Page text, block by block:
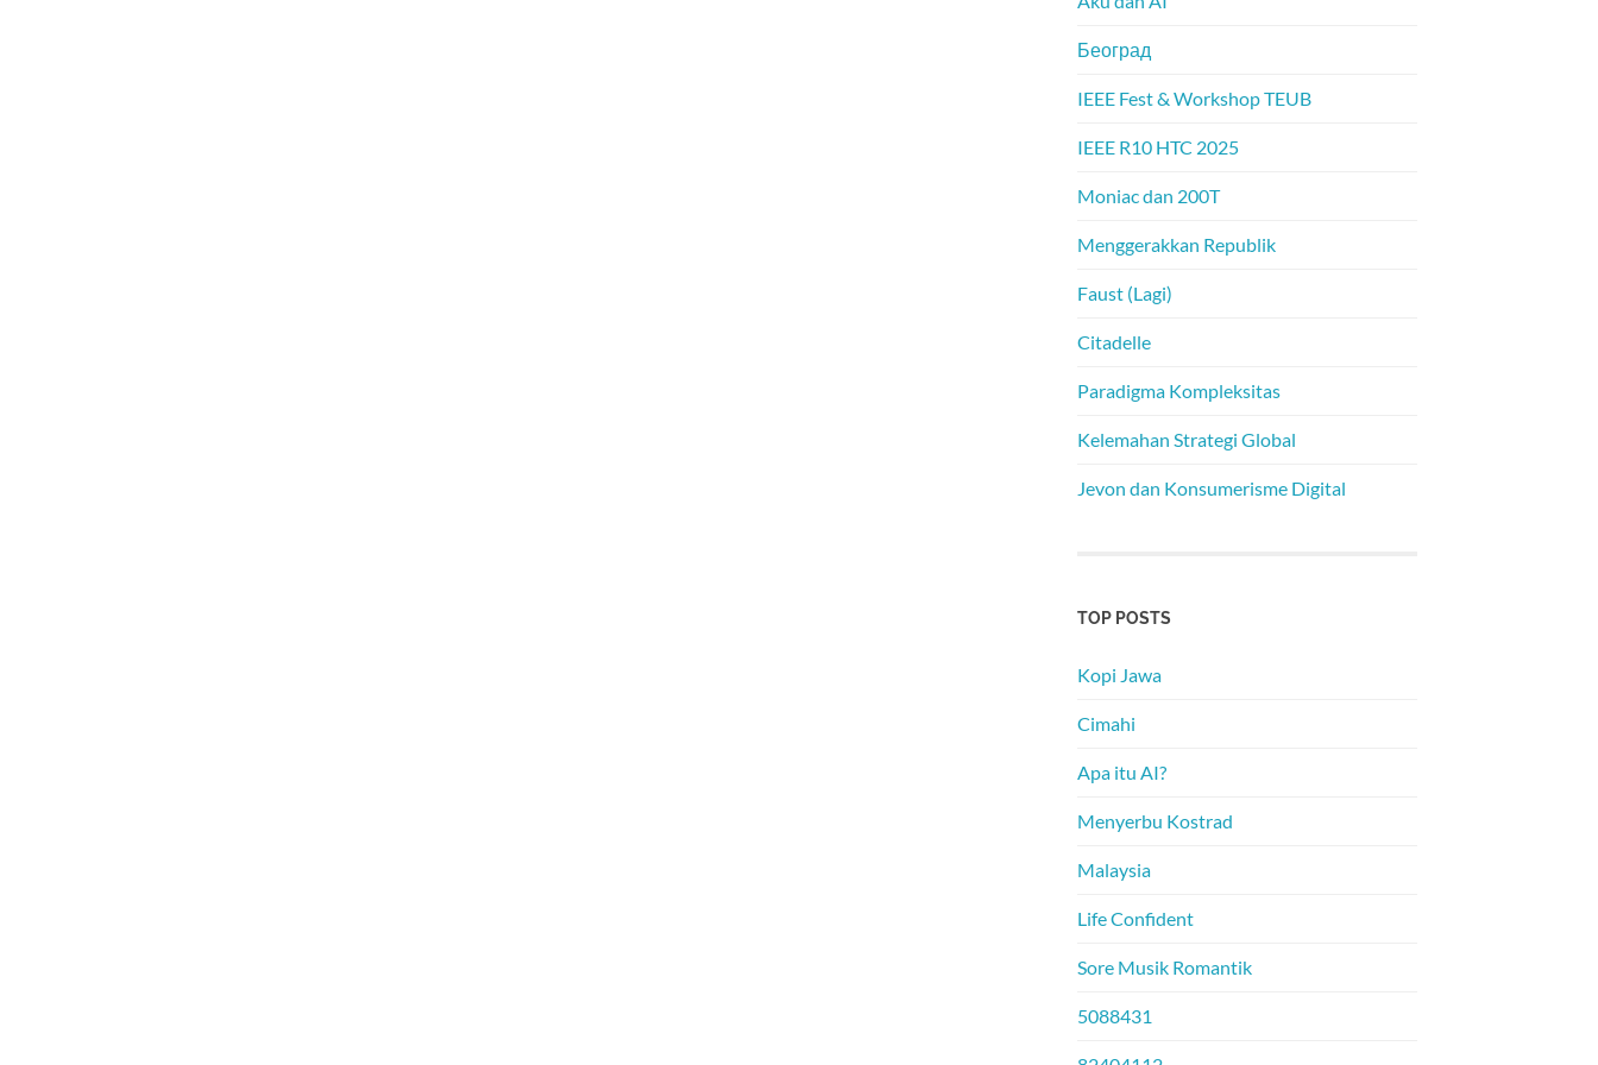
Београд
IEEE Fest & Workshop TEUB
IEEE R10 HTC 2025
Moniac dan 200T
Menggerakkan Republik
Faust (Lagi)
Citadelle
Paradigma Kompleksitas
Kelemahan Strategi Global
Jevon dan Konsumerisme Digital
TOP POSTS
Kopi Jawa
Cimahi
Apa itu AI?
Menyerbu Kostrad
Malaysia
Life Confident
Sore Musik Romantik
5088431